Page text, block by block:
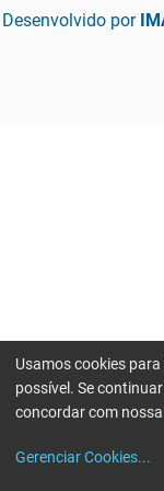
Desenvolvido por
Usamos cookies
possível. Se
concordar com nossa
Gerenciar Cookies...
Erro ao enviar